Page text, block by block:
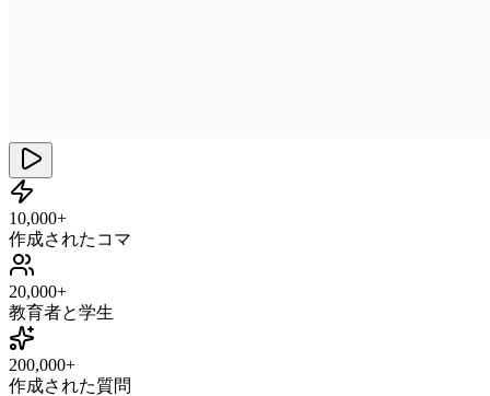
10,000+
作成されたコマ
20,000+
教育者と学生
200,000+
作成された質問